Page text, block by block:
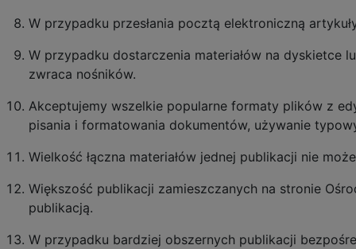
W przypadku przesłania pocztą elektroniczną
W przypadku dostarczenia materiałów na dyskietce
zwraca nośników.
Akceptujemy wszelkie popularne formaty plików z
pisania i formatowania dokumentów, używanie
Wielkość łączna materiałów jednej publikacji nie
Większość publikacji zamieszczanych na stronie
publikacją.
W przypadku bardziej obszernych publikacji